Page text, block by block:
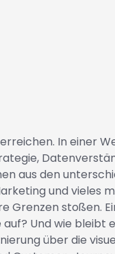
In einer
aus den
und vieles
Grenzen stoßen.
Und wie bleibt
über die